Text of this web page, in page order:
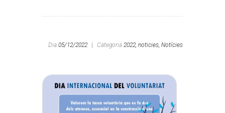
Dia 05/12/2022 Categoria 2022, noticies, Notícies